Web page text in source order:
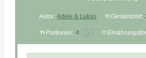
Autor: Adele & Lukas Gesamtzeit:
Portionen: 4 1 x